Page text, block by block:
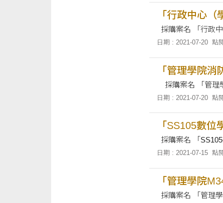
「行政中心（
日期 : 2021-07-20 點
「管理學院消
日期 : 2021-07-20 點
「SS105數位
日期 : 2021-07-15 點
「管理學院